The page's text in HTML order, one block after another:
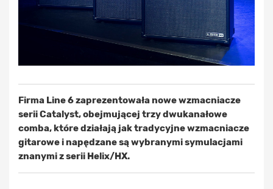
Firma Line 6 zaprezentowała nowe wzmacniacze
serii Catalyst, obejmującej trzy dwukanałowe
comba, które działają jak tradycyjne wzmacniacze
gitarowe i napędzane są wybranymi symulacjami
znanymi z serii Helix/HX.